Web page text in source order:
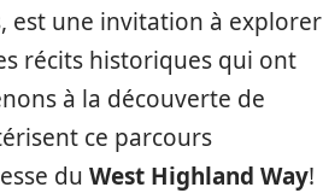
est une invitation à explorer
récits historiques qui ont
à la découverte de
ce parcours
du West Highland Way!